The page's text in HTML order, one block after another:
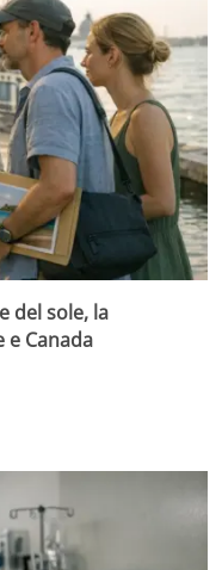
del sole, la
Canada